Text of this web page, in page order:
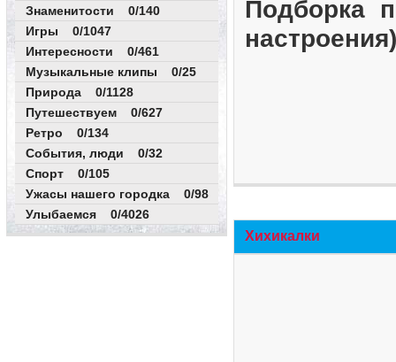
Знаменитости 0/140
Игры 0/1047
Интересности 0/461
Музыкальные клипы 0/25
Природа 0/1128
Путешествуем 0/627
Ретро 0/134
События, люди 0/32
Спорт 0/105
Ужасы нашего городка 0/98
Улыбаемся 0/4026
Подборка
Хихикалки